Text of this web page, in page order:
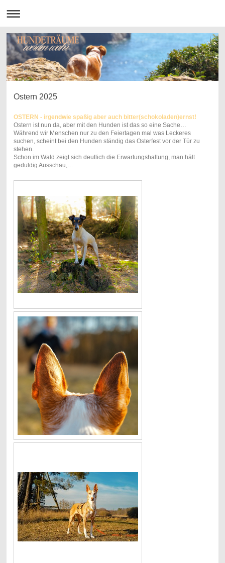
Ostern 2025
OSTERN - irgendwie spaßig aber auch bitter(schokoladen)ernst!
Ostern ist nun da, aber mit den Hunden ist das so eine Sache…
Während wir Menschen nur zu den Feiertagen mal was Leckeres
suchen, scheint bei den Hunden ständig das Osterfest vor der Tür zu
stehen.
Schon im Wald zeigt sich deutlich die Erwartungshaltung, man hält
geduldig Ausschau,…